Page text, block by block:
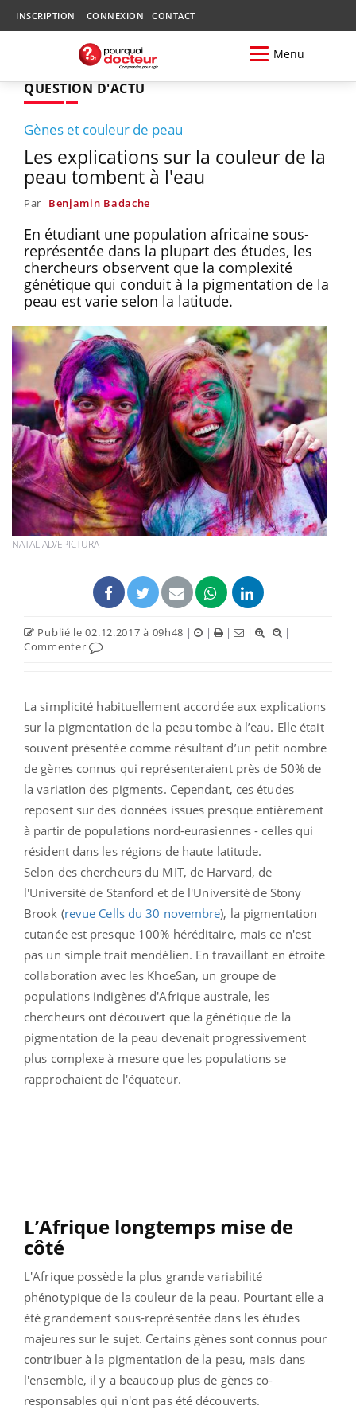
INSCRIPTION CONNEXION CONTACT
Menu
QUESTION D'ACTU
Gènes et couleur de peau
Les explications sur la couleur de la
peau tombent à l'eau
Par Benjamin Badache
En étudiant une population africaine sous-
représentée dans la plupart des études, les
chercheurs observent que la complexité
génétique qui conduit à la pigmentation de la
peau est varie selon la latitude.
NATALIAD/EPICTURA
Publié le 02.12.2017 à 09h48 | | | |
|
Commenter
La simplicité habituellement accordée aux explications
sur la pigmentation de la peau tombe à l’eau. Elle était
souvent présentée comme résultant d’un petit nombre
de gènes connus qui représenteraient près de 50% de
la variation des pigments. Cependant, ces études
reposent sur des données issues presque entièrement
à partir de populations nord-eurasiennes - celles qui
résident dans les régions de haute latitude.
Selon des chercheurs du MIT, de Harvard, de
l'Université de Stanford et de l'Université de Stony
Brook (revue Cells du 30 novembre), la pigmentation
cutanée est presque 100% héréditaire, mais ce n'est
pas un simple trait mendélien. En travaillant en étroite
collaboration avec les KhoeSan, un groupe de
populations indigènes d'Afrique australe, les
chercheurs ont découvert que la génétique de la
pigmentation de la peau devenait progressivement
plus complexe à mesure que les populations se
rapprochaient de l'équateur.
L’Afrique longtemps mise de
côté
L'Afrique possède la plus grande variabilité
phénotypique de la couleur de la peau. Pourtant elle a
été grandement sous-représentée dans les études
majeures sur le sujet. Certains gènes sont connus pour
contribuer à la pigmentation de la peau, mais dans
l'ensemble, il y a beaucoup plus de gènes co-
responsables qui n'ont pas été découverts.